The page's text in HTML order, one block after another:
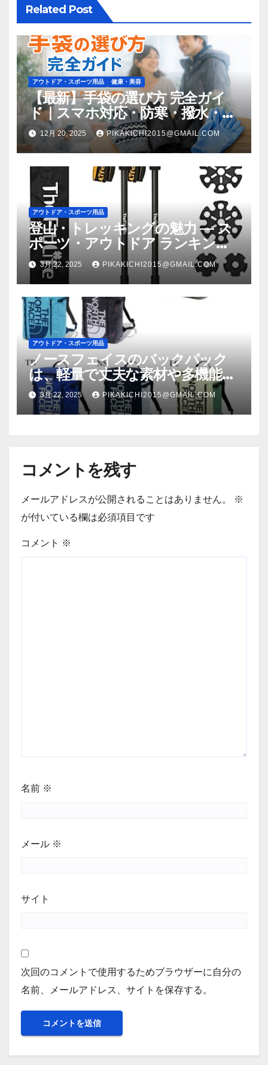
ン
Related Post
アウトドア・スポーツ用品 健康・美容
【最新】手袋の選び方 完全ガイ
ド｜スマホ対応・防寒・撥水・作
業用（ニトリル/ビニール）まで
目的別に失敗しない
12月 20, 2025 PIKAKICHI2015@GMAIL.COM
アウトドア・スポーツ用品
登山・トレッキングの魅力 — ス
ポーツ・アウトドア ランキング
TOP60
3月 22, 2025 PIKAKICHI2015@GMAIL.COM
アウトドア・スポーツ用品
ノースフェイスのバックパック
は、軽量で丈夫な素材や多機能な
収納スペース、そして高い防水性
能など、さまざまな特徴を持って
います!
3月 22, 2025 PIKAKICHI2015@GMAIL.COM
コメントを残す
メールアドレスが公開されることはありません。
※
が付いている欄は必須項目です
コメント ※
名前 ※
メール ※
サイト
次回のコメントで使用するためブラウザーに自分の
名前、メールアドレス、サイトを保存する。